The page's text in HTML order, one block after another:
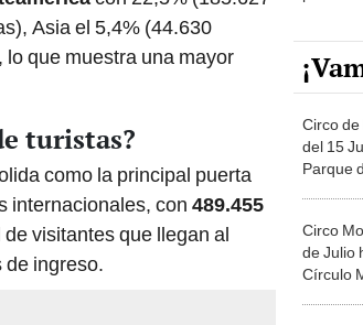
Asia el 5,4% (44.630
que muestra una mayor
turistas?
como la principal puerta
internacionales, con 489.455
visitantes que llegan al
de ingreso.
Circo de
del 15
Parque
Circo
de Julio
Círculo